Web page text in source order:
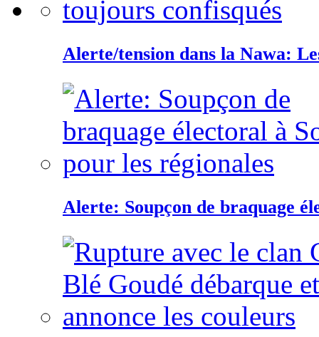
Alerte/tension dans la Nawa:
Alerte: Soupçon de braquage